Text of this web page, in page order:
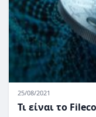
25/08/2021
Τι είναι το